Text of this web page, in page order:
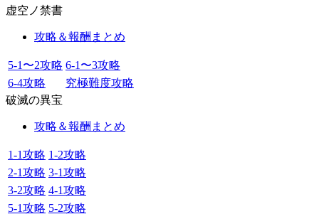
虚空ノ禁書
攻略＆報酬まとめ
5-1〜2攻略 6-1〜3攻略
6-4攻略
究極難度攻略
破滅の異宝
攻略＆報酬まとめ
1-1攻略 1-2攻略
2-1攻略 3-1攻略
3-2攻略 4-1攻略
5-1攻略 5-2攻略